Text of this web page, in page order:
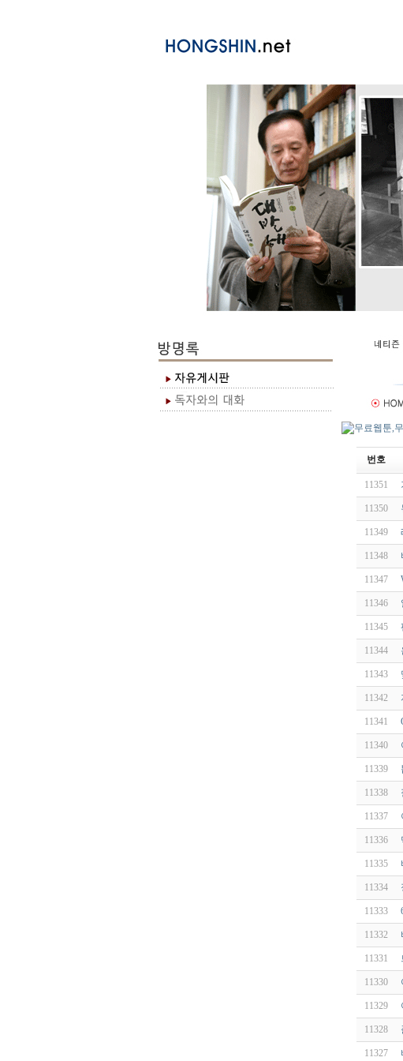
번호
11351
11350
11349
11348
11347
11346
11345
11344
11343
11342
11341
11340
11339
11338
11337
11336
11335
11334
11333
11332
11331
11330
11329
11328
11327